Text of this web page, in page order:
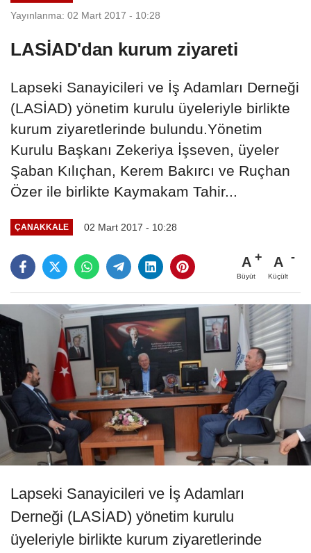
Yayınlanma: 02 Mart 2017 - 10:28
LASİAD'dan kurum ziyareti
Lapseki Sanayicileri ve İş Adamları Derneği
(LASİAD) yönetim kurulu üyeleriyle birlikte
kurum ziyaretlerinde bulundu.Yönetim
Kurulu Başkanı Zekeriya İşseven, üyeler
Şaban Kılıçhan, Kerem Bakırcı ve Ruçhan
Özer ile birlikte Kaymakam Tahir...
ÇANAKKALE 02 Mart 2017 - 10:28
A
Büyüt
A
Küçült
Lapseki Sanayicileri ve İş Adamları
Derneği (LASİAD) yönetim kurulu
üyeleriyle birlikte kurum ziyaretlerinde